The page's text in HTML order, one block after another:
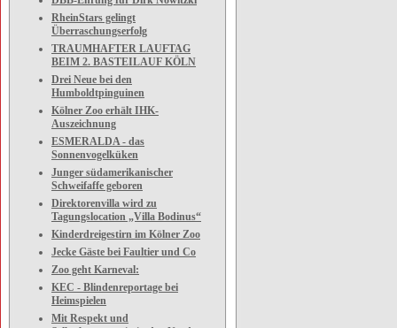
RheinStars gelingt
Überraschungserfolg
TRAUMHAFTER LAUFTAG
BEIM 2. BASTEILAUF KÖLN
Drei Neue bei den
Humboldtpinguinen
Kölner Zoo erhält IHK-
Auszeichnung
ESMERALDA - das
Sonnenvogelküken
Junger südamerikanischer
Schweifaffe geboren
Direktorenvilla wird zu
Tagungslocation „Villa Bodinus“
Kinderdreigestirn im Kölner Zoo
Jecke Gäste bei Faultier und Co
Zoo geht Karneval:
KEC - Blindenreportage bei
Heimspielen
Mit Respekt und